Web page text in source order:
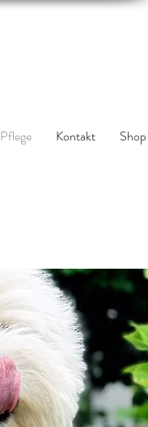
Pflege Kontakt Shop